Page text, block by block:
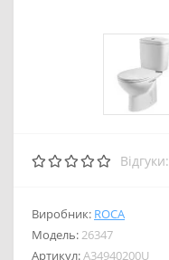
Відгуки:
Виробник: ROCA
Модель:26347
Артикул:A34940200U